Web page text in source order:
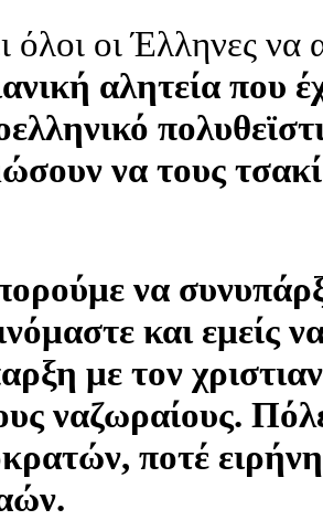
όλοι οι Έλληνες
αλητεία που
να τους
να
και εμείς
με τον
ναζωραίους.
ποτέ